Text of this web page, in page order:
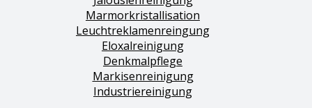
Marmorkristallisation
Leuchtreklamenreingung
Eloxalreinigung
Denkmalpflege
Markisenreinigung
Industriereinigung